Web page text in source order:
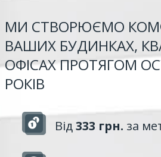
МИ СТВОРЮЄМО
ВАШИХ БУДИНКАХ,
ОФІСАХ ПРОТЯГОМ
РОКІВ
Від333 грн. за